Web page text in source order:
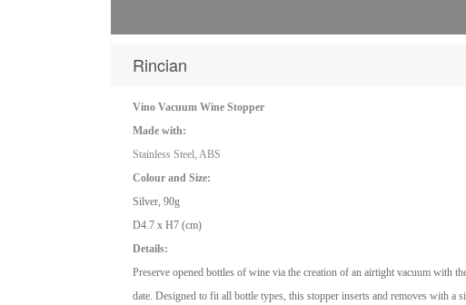
Rincian
Vino Vacuum Wine Stopper
Made with:
Stainless Steel, ABS
Colour and Size:
Silver, 90g
D4.7 x H7 (cm)
Details:
Preserve opened bottles of wine via the creation of an airtight vacuum with
date. Designed to fit all bottle types, this stopper inserts and removes with a